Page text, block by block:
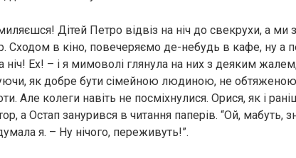
Дітей Петро відвіз на ніч до свекрухи, а
Сходом в кіно, повечеряємо де-небудь в кафе, ну а
ніч! Ех! – і я мимоволі глянула на них з деяким
як добре бути сімейною людиною, не
Але колеги навіть не посміхнулися. Орися, як і
а Остап занурився в читання паперів. “Ой, мабуть,
я. – Ну нічого, переживуть!”.